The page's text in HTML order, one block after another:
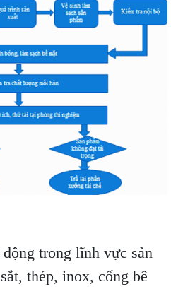
trong lĩnh vực sản
thép, inox, cống bê